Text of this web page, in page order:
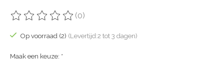
De beoordeling van dit product is
(0)
Op voorraad (2) (Levertijd:2 tot 3 dagen)
Maak een keuze: *